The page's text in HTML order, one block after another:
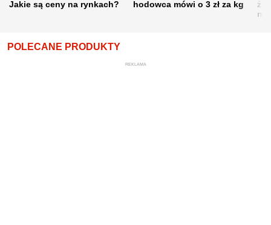
Jakie są ceny na rynkach?
hodowca mówi o 3 zł za kg
POLECANE PRODUKTY
REKLAMA